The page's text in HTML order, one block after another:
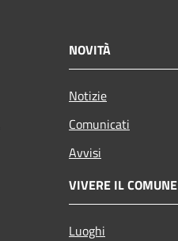
NOVITÀ
Notizie
Comunicati
Avvisi
VIVERE IL COMUNE
Luoghi